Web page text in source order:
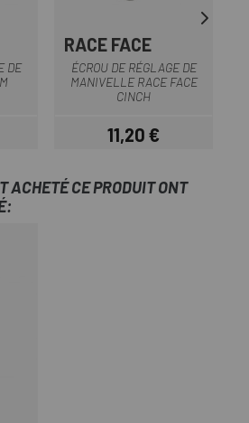
DE
RACE FACE
ÉCROU DE RÉGLAGE DE
MANIVELLE RACE FACE
CINCH
Prix
11,20 €
ACHETÉ CE PRODUIT ONT